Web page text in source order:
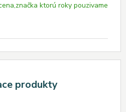
ktorú roky pouzivame
produkty